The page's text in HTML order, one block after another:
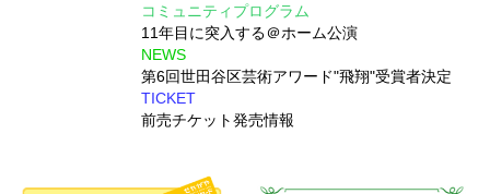
コミュニティプログラム
11年目に突入する＠ホーム公演
NEWS
第6回世田谷区芸術アワード"飛翔"受賞者決定
TICKET
前売チケット発売情報